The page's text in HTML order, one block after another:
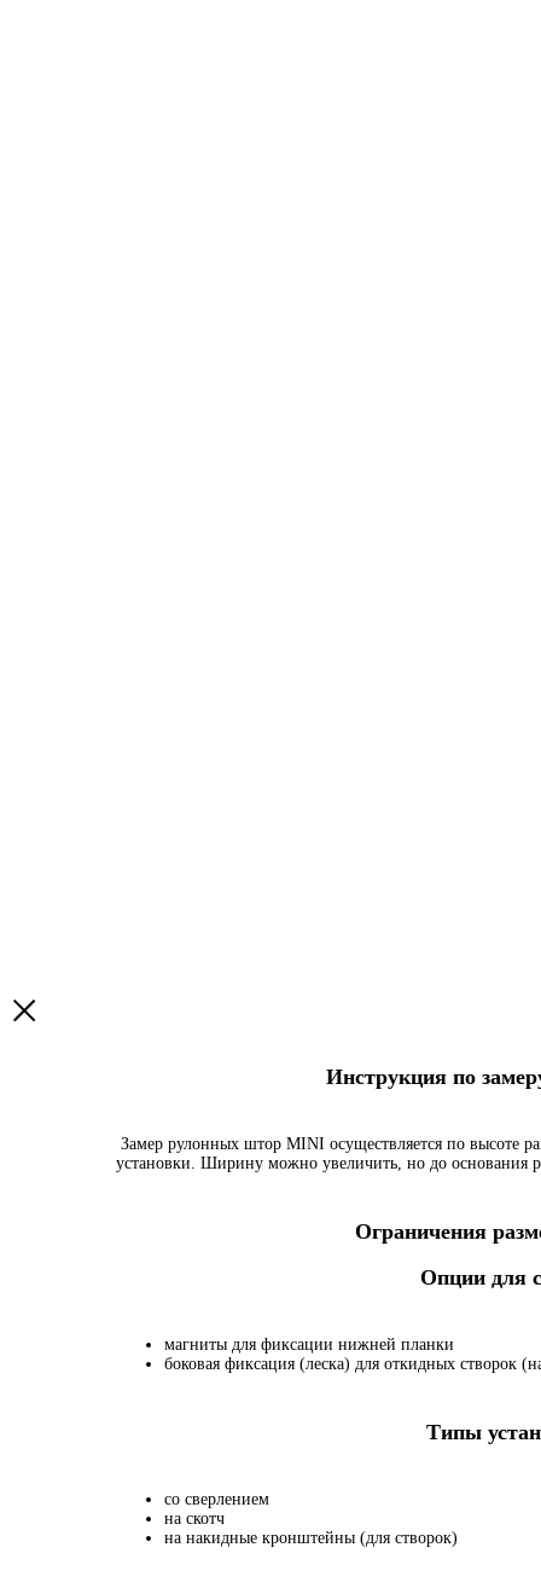
Инструкция по
Замер рулонных штор MINI осуществляется по высоте
установки. Ширину можно увеличить, но до основания
Ограничения
Опции для
магниты для фиксации нижней планки
боковая фиксация (леска) для откидных створок
Типы
со сверлением
на скотч
на накидные кронштейны (для створок)